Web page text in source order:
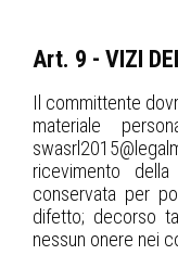
Art. 9 - VIZI
Il committente
materiale
ricevimento
conservata per
difetto; decorso
nessun onere nei